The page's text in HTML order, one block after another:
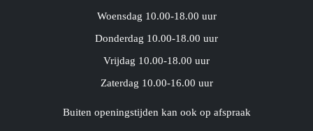
Woensdag 10.00-18.00 uur
Donderdag 10.00-18.00 uur
Vrijdag 10.00-18.00 uur
Zaterdag 10.00-16.00 uur
Buiten openingstijden kan ook op afspraak